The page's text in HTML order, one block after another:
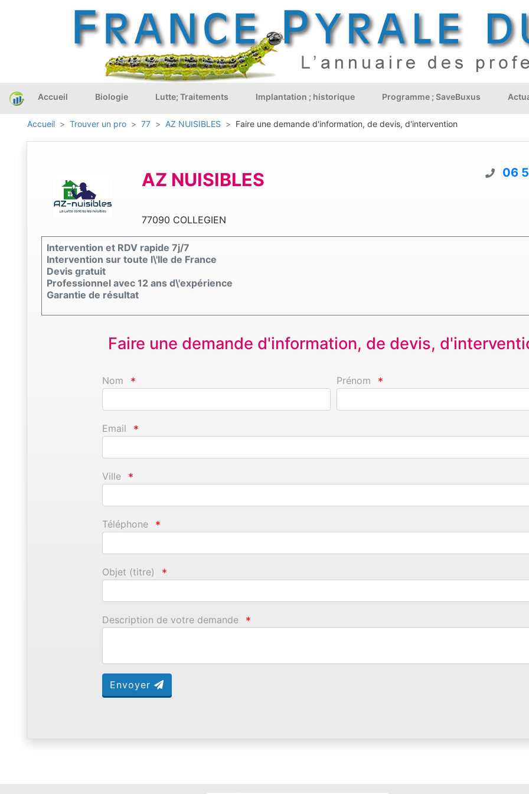
Accueil Biologie Lutte; Traitements Implantation ; historique Programme ; SaveBuxus
Accueil Trouver un pro 77 AZ NUISIBLES Faire une demande d'information, de devis, d'intervention
AZ NUISIBLES
77090 COLLEGIEN
06
Intervention et RDV rapide 7j/7
Intervention sur toute l\'Ile de France
Devis gratuit
Professionnel avec 12 ans d\'expérience
Garantie de résultat
Faire une demande d'information, de devis,
Nom * Prénom *
Email *
Ville *
Téléphone *
Objet (titre) *
Description de votre demande *
Envoyer